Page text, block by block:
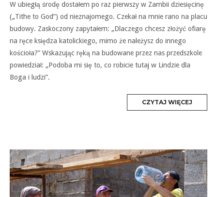
W ubiegłą środę dostałem po raz pierwszy w Zambii dziesięcinę
(„Tithe to God”) od nieznajomego. Czekał na mnie rano na placu
budowy. Zaskoczony zapytałem: „Dlaczego chcesz złożyć ofiarę
na ręce księdza katolickiego, mimo że należysz do innego
kościoła?” Wskazując ręką na budowane przez nas przedszkole
powiedział: „Podoba mi się to, co robicie tutaj w Lindzie dla
Boga i ludzi”.
CZYTAJ WIĘCEJ